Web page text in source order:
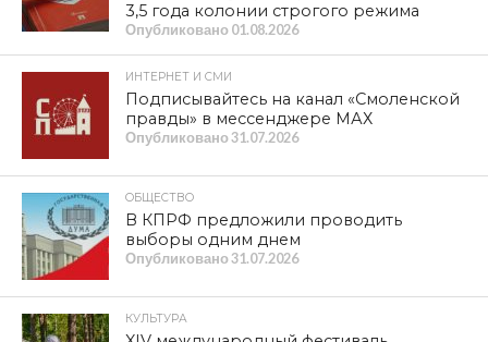
3,5 года колонии строгого режима
Опубликовано 01.08.2026
ИНТЕРНЕТ И СМИ
Подписывайтесь на канал «Смоленской
правды» в мессенджере МАХ
Опубликовано31.07.2026
ОБЩЕСТВО
В КПРФ предложили проводить
выборы одним днем
Опубликовано31.07.2026
КУЛЬТУРА